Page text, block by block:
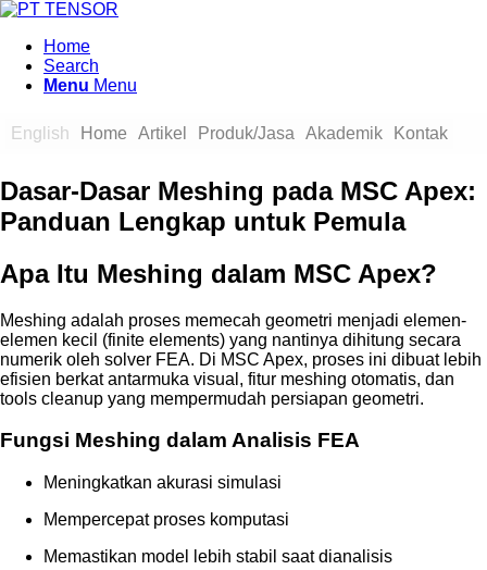
Home
Search
Menu Menu
English Home Artikel Produk/Jasa Akademik Kontak
Dasar-Dasar Meshing pada MSC Apex:
Panduan Lengkap untuk Pemula
Apa Itu Meshing dalam MSC Apex?
Meshing adalah proses memecah geometri menjadi elemen-
elemen kecil (finite elements) yang nantinya dihitung secara
numerik oleh solver FEA. Di MSC Apex, proses ini dibuat lebih
efisien berkat antarmuka visual, fitur meshing otomatis, dan
tools cleanup yang mempermudah persiapan geometri.
Fungsi Meshing dalam Analisis FEA
Meningkatkan akurasi simulasi
Mempercepat proses komputasi
Memastikan model lebih stabil saat dianalisis